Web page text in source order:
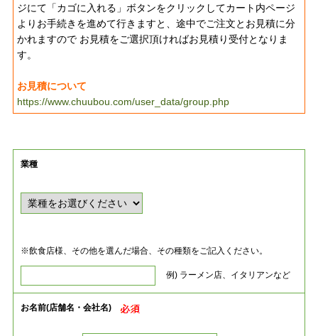
ジにて「カゴに入れる」ボタンをクリックしてカート内ページ
よりお手続きを進めて行きますと、途中でご注文とお見積に分
かれますので お見積をご選択頂ければお見積り受付となりま
す。
お見積について
https://www.chuubou.com/user_data/group.php
業種
※飲食店様、その他を選んだ場合、その種類をご記入ください。
例) ラーメン店、イタリアンなど
お名前(店舗名・会社名)